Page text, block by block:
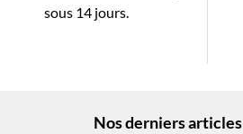
sous 14 jours.
Nos derniers articles